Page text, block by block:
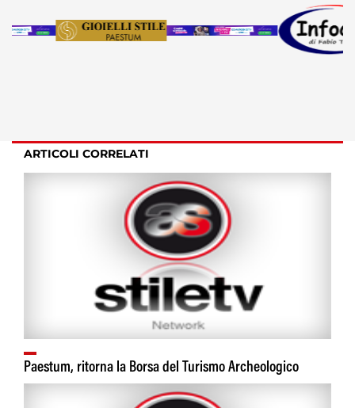
ARTICOLI CORRELATI
Paestum, ritorna la Borsa del Turismo Archeologico